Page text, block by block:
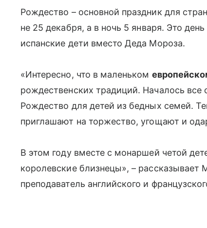
Рождество – основной праздник для
не 25 декабря, а в ночь 5 января. Это
испанские дети вместо Деда Мороза.
«Интересно, что в маленьком
рождественских традиций. Hачалось все
Рождество для детей из бедных семей.
приглашают на торжество, угощают и
В этом году вместе с монаршей четой
королевские близнецы», –
преподаватель английского и